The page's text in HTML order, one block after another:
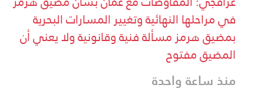
في مراحلها النهائية وتغيير المسارات البحرية
بمضيق هرمز مسألة فنية وقانونية ولا يعني أن
المضيق مفتوح
منذ ساعة واحدة